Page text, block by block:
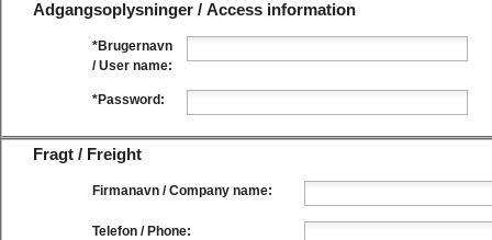
Adgangsoplysninger / Access information
*Brugernavn
/ User name:
*Password:
Fragt / Freight
Firmanavn / Company name:
Telefon / Phone: